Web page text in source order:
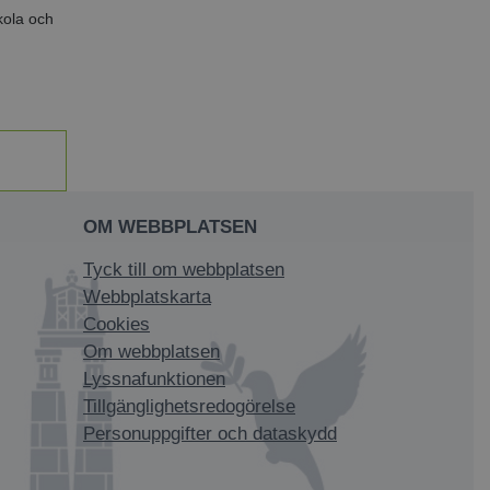
och
OM WEBBPLATSEN
Tyck till om webbplatsen
Webbplatskarta
Cookies
Om webbplatsen
Lyssnafunktionen
Tillgänglighetsredogörelse
Personuppgifter och dataskydd